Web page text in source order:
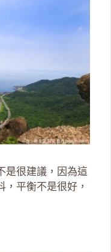
是很建議，因為這
平衡不是很好，